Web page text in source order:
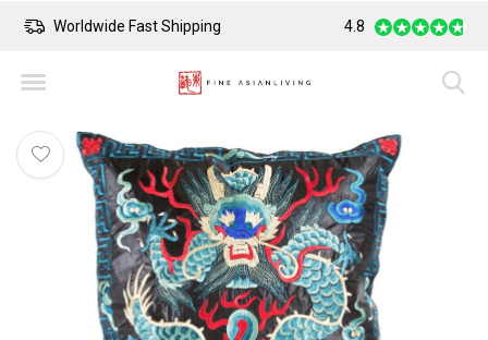
Worldwide Fast Shipping Safe Payment
4.8